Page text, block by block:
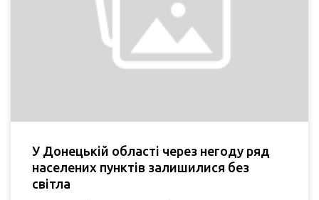
У Донецькій області через негоду ряд
населених пунктів залишилися без
світла